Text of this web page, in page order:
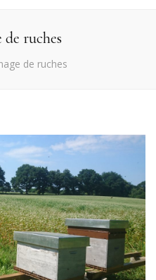
ruches
de ruches